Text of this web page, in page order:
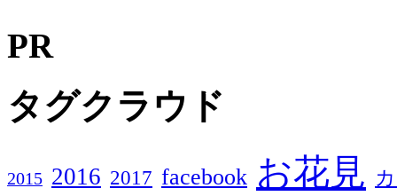
PR
タグクラウド
2015 2016 2017 facebook お花見